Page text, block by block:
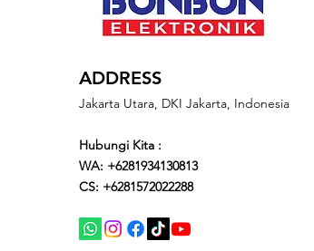
ADDRESS
Jakarta Utara, DKI Jakarta, Indonesia
Hubungi Kita :
WA: +6281934130813
CS: +6281572022288